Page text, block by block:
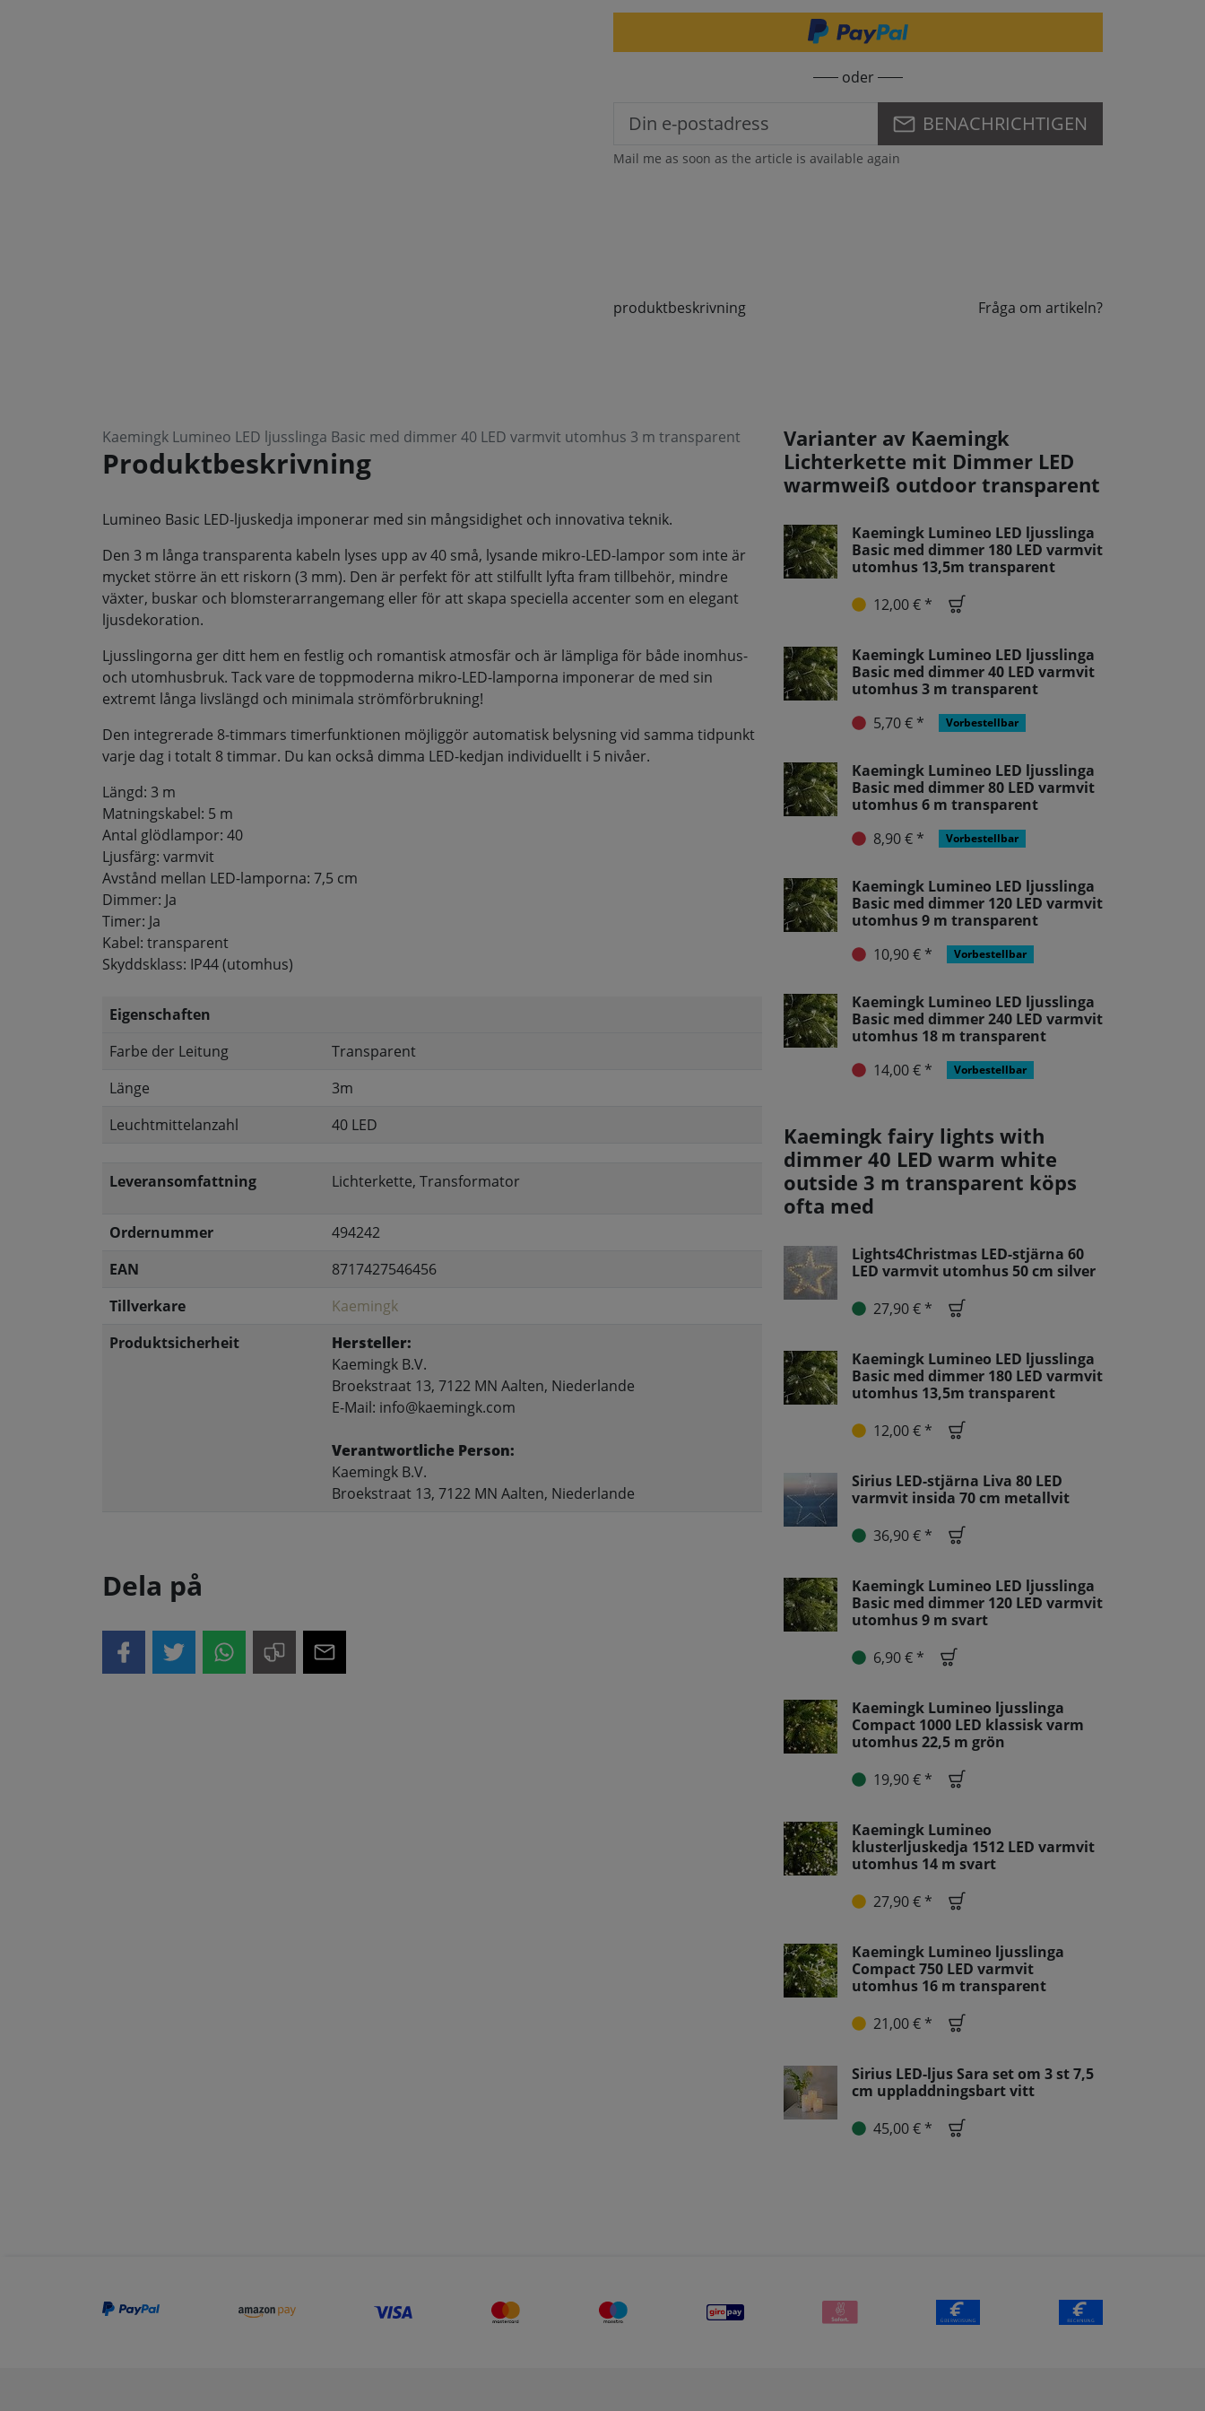
oder
BENACHRICHTIGEN
Mail me as soon as the article is available again
produktbeskrivning Fråga om artikeln?
Kaemingk Lumineo LED ljusslinga Basic med dimmer 40 LED varmvit utomhus 3 m transparent
Produktbeskrivning
Lumineo Basic LED-ljuskedja imponerar med sin mångsidighet och innovativa teknik.
Den 3 m långa transparenta kabeln lyses upp av 40 små, lysande mikro-LED-lampor som inte är
mycket större än ett riskorn (3 mm). Den är perfekt för att stilfullt lyfta fram tillbehör, mindre
växter, buskar och blomsterarrangemang eller för att skapa speciella accenter som en elegant
ljusdekoration.
Ljusslingorna ger ditt hem en festlig och romantisk atmosfär och är lämpliga för både inomhus-
och utomhusbruk. Tack vare de toppmoderna mikro-LED-lamporna imponerar de med sin
extremt långa livslängd och minimala strömförbrukning!
Den integrerade 8-timmars timerfunktionen möjliggör automatisk belysning vid samma tidpunkt
varje dag i totalt 8 timmar. Du kan också dimma LED-kedjan individuellt i 5 nivåer.
Längd: 3 m
Matningskabel: 5 m
Antal glödlampor: 40
Ljusfärg: varmvit
Avstånd mellan LED-lamporna: 7,5 cm
Dimmer: Ja
Timer: Ja
Kabel: transparent
Skyddsklass: IP44 (utomhus)
Eigenschaften
Farbe der Leitung
Transparent
Länge
3m
Leuchtmittelanzahl
40 LED
Leveransomfattning Lichterkette, Transformator
Ordernummer
494242
EAN
8717427546456
Tillverkare
Kaemingk
Produktsicherheit
Hersteller:
Kaemingk B.V.
Broekstraat 13, 7122 MN Aalten, Niederlande
E-Mail: info@kaemingk.com
Verantwortliche Person:
Kaemingk B.V.
Broekstraat 13, 7122 MN Aalten, Niederlande
Dela på
Varianter av Kaemingk
Lichterkette mit Dimmer LED
warmweiß outdoor transparent
Kaemingk Lumineo LED ljusslinga
Basic med dimmer 180 LED varmvit
utomhus 13,5m transparent
12,00 € *
Kaemingk Lumineo LED ljusslinga
Basic med dimmer 40 LED varmvit
utomhus 3 m transparent
5,70 € *
Vorbestellbar
Kaemingk Lumineo LED ljusslinga
Basic med dimmer 80 LED varmvit
utomhus 6 m transparent
8,90 € *
Vorbestellbar
Kaemingk Lumineo LED ljusslinga
Basic med dimmer 120 LED varmvit
utomhus 9 m transparent
10,90 € *
Vorbestellbar
Kaemingk Lumineo LED ljusslinga
Basic med dimmer 240 LED varmvit
utomhus 18 m transparent
14,00 € *
Vorbestellbar
Kaemingk fairy lights with
dimmer 40 LED warm white
outside 3 m transparent köps
ofta med
Lights4Christmas LED-stjärna 60
LED varmvit utomhus 50 cm silver
27,90 € *
Kaemingk Lumineo LED ljusslinga
Basic med dimmer 180 LED varmvit
utomhus 13,5m transparent
12,00 € *
Sirius LED-stjärna Liva 80 LED
varmvit insida 70 cm metallvit
36,90 € *
Kaemingk Lumineo LED ljusslinga
Basic med dimmer 120 LED varmvit
utomhus 9 m svart
6,90 € *
Kaemingk Lumineo ljusslinga
Compact 1000 LED klassisk varm
utomhus 22,5 m grön
19,90 € *
Kaemingk Lumineo
klusterljuskedja 1512 LED varmvit
utomhus 14 m svart
27,90 € *
Kaemingk Lumineo ljusslinga
Compact 750 LED varmvit
utomhus 16 m transparent
21,00 € *
Sirius LED-ljus Sara set om 3 st 7,5
cm uppladdningsbart vitt
45,00 € *